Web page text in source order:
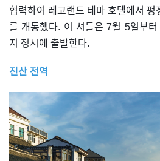
협력하여 레고랜드 테마 호텔에서 펑
를 개통했다. 이 셔틀은 7월 5일부
지 정시에 출발한다.
진산 전역